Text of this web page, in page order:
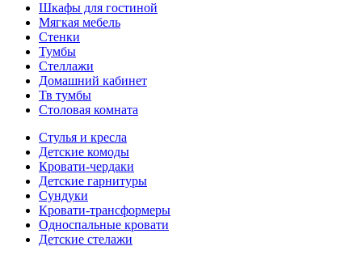
Шкафы для гостиной
Мягкая мебель
Стенки
Тумбы
Стеллажи
Домашний кабинет
Тв тумбы
Столовая комната
Стулья и кресла
Детские комоды
Кровати-чердаки
Детские гарнитуры
Сундуки
Кровати-трансформеры
Односпальные кровати
Детские стелажи